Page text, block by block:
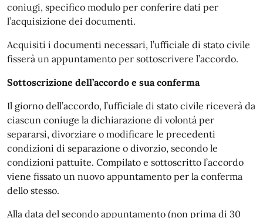
coniugi, specifico modulo per conferire dati per
l’acquisizione dei documenti.
Acquisiti i documenti necessari, l’ufficiale di stato civile
fisserà un appuntamento per sottoscrivere l’accordo.
Sottoscrizione dell’accordo e sua conferma
Il giorno dell’accordo, l’ufficiale di stato civile riceverà da
ciascun coniuge la dichiarazione di volontà per
separarsi, divorziare o modificare le precedenti
condizioni di separazione o divorzio, secondo le
condizioni pattuite. Compilato e sottoscritto l’accordo
viene fissato un nuovo appuntamento per la conferma
dello stesso.
Alla data del secondo appuntamento (non prima di 30